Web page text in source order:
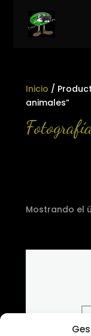
Inicio /
animales”
Mostrando el